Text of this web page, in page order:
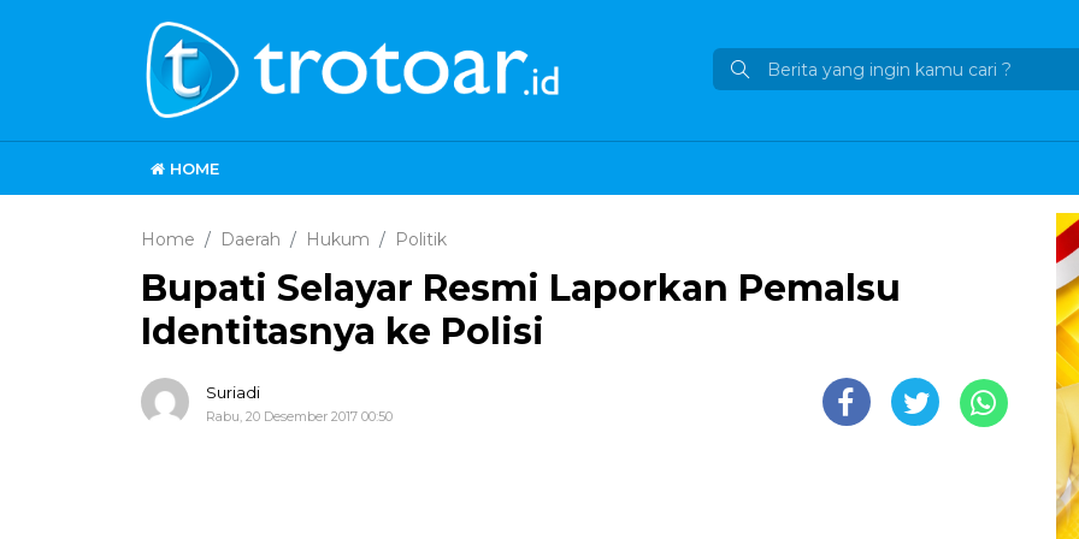
HOME
Home Daerah Hukum Politik
Bupati Selayar Resmi Laporkan Pemalsu
Identitasnya ke Polisi
Suriadi
Rabu, 20 Desember 2017 00:50